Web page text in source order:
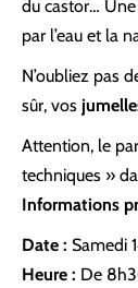
du castor…
par l’eau et la
N’oubliez pas
sûr, vos
Attention, le
techniques »
Informations
Date : Samedi
Heure : De